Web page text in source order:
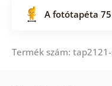
A fotótapéta
Termék szám: